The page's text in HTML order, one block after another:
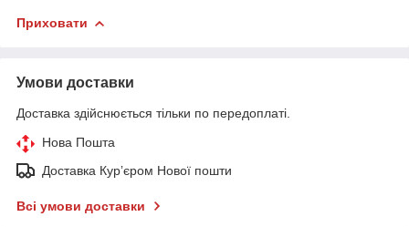
Приховати
Умови доставки
Доставка здійснюється тільки по передоплаті.
Нова Пошта
Доставка Курʼєром Нової пошти
Всі умови доставки